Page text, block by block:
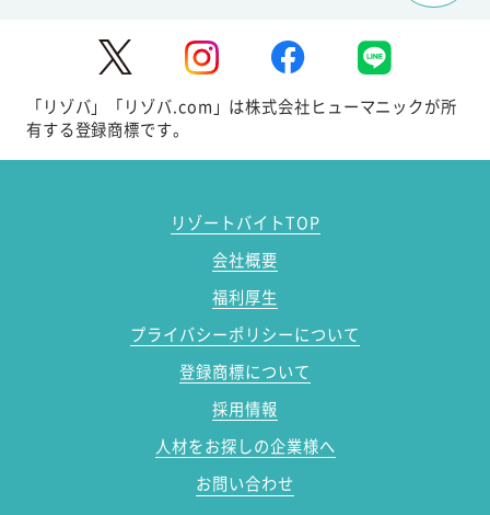
「リゾバ」「リゾバ.com」は株式会社ヒューマニックが所
有する登録商標です。
リゾートバイトTOP
会社概要
福利厚生
プライバシーポリシーについて
登録商標について
採用情報
人材をお探しの企業様へ
お問い合わせ